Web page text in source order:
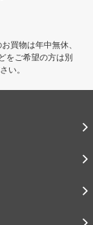
買物は年中無休、
をご希望の方は別
い。